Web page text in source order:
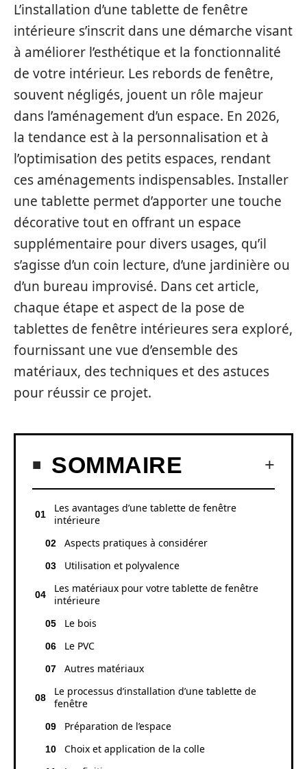
L’installation d’une tablette de fenêtre
intérieure s’inscrit dans une démarche visant
à améliorer l’esthétique et la fonctionnalité
de votre intérieur. Les rebords de fenêtre,
souvent négligés, jouent un rôle majeur
dans l’aménagement d’un espace. En 2026,
la tendance est à la personnalisation et à
l’optimisation des petits espaces, rendant
ces aménagements indispensables. Installer
une tablette permet d’apporter une touche
décorative tout en offrant un espace
supplémentaire pour divers usages, qu’il
s’agisse d’un coin lecture, d’une jardinière ou
d’un bureau improvisé. Dans cet article,
chaque étape et aspect de la pose de
tablettes de fenêtre intérieures sera exploré,
fournissant une vue d’ensemble des
matériaux, des techniques et des astuces
pour réussir ce projet.
SOMMAIRE
Les avantages d’une tablette de fenêtre
intérieure
Aspects pratiques à considérer
Utilisation et polyvalence
Les matériaux pour votre tablette de fenêtre
intérieure
Le bois
Le PVC
Autres matériaux
Le processus d’installation d’une tablette de
fenêtre
Préparation de l’espace
Choix et application de la colle